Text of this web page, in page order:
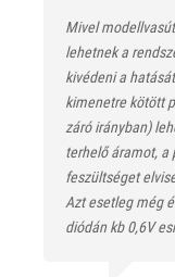
Mivel
lehetnek a
kivédeni a
kimenetre kötött
záró irányban)
terhelő áramot, a
feszültséget
Azt esetleg még
diódán kb 0,6V